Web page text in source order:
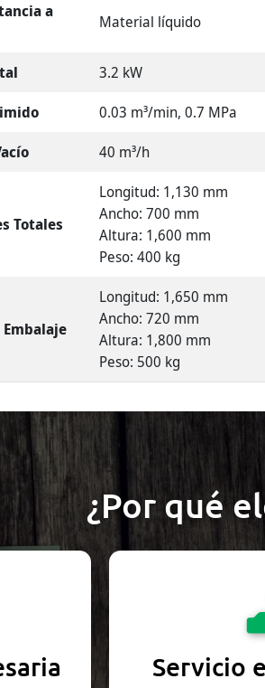
a
Material líquido
3.2 kW
0.03 m³/min, 0.7 MPa
40 m³/h
Totales
Longitud: 1,130 mm
Ancho: 700 mm
Altura: 1,600 mm
Peso: 400 kg
Longitud: 1,650 mm
Ancho: 720 mm
Altura: 1,800 mm
Peso: 500 kg
¿Por qué
Servicio